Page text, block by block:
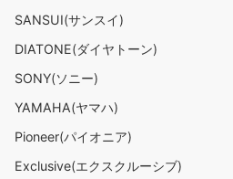
SANSUI(サンスイ)
DIATONE(ダイヤトーン)
SONY(ソニー)
YAMAHA(ヤマハ)
Pioneer(パイオニア)
Exclusive(エクスクルーシブ)